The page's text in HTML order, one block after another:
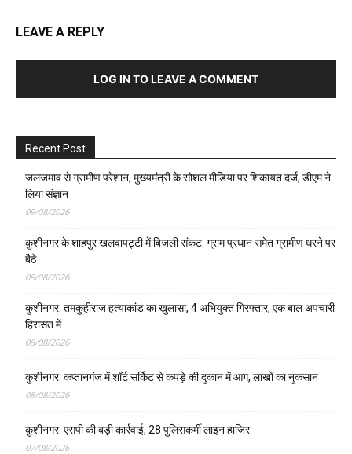
LEAVE A REPLY
LOG IN TO LEAVE A COMMENT
Recent Post
जलजमाव से ग्रामीण परेशान, मुख्यमंत्री के सोशल मीडिया पर शिकायत दर्ज, डीएम ने
लिया संज्ञान
09/08/2026
कुशीनगर के शाहपुर खलवापट्टी में बिजली संकट: ग्राम प्रधान समेत ग्रामीण धरने पर
बैठे
09/08/2026
कुशीनगर: तमकुहीराज हत्याकांड का खुलासा, 4 अभियुक्त गिरफ्तार, एक बाल अपचारी
हिरासत में
08/08/2026
कुशीनगर: कप्तानगंज में शॉर्ट सर्किट से कपड़े की दुकान में आग, लाखों का नुकसान
08/08/2026
कुशीनगर: एसपी की बड़ी कार्रवाई, 28 पुलिसकर्मी लाइन हाजिर
07/08/2026